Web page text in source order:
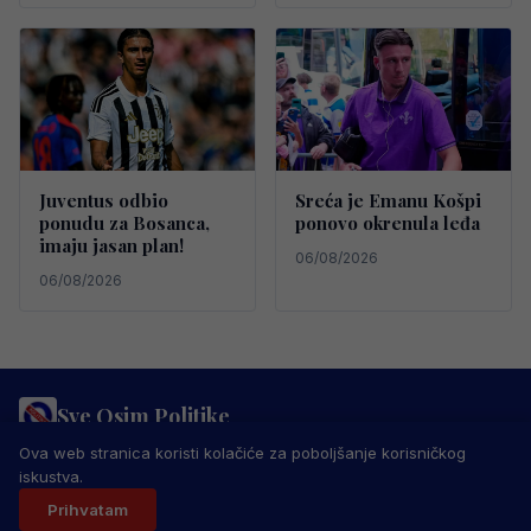
Juventus odbio
ponudu za Bosanca,
imaju jasan plan!
06/08/2026
Sreća je Emanu Košpi
ponovo okrenula leđa
06/08/2026
Sve Osim Politike
PRAVILA PRIVATNOSTI MARKETING
USLOVI KORIŠTENJA
IMPRESSUM
© 2026 Sve Osim Politike. Sva prava zadržana.
Ova web stranica koristi kolačiće za poboljšanje korisničkog
iskustva.
Prihvatam